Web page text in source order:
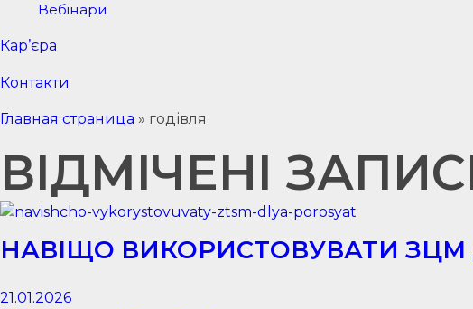
Вебінари
Кар’єра
Контакти
Главная страница » годівля
ВІДМІЧЕНІ
НАВІЩО ВИКОРИСТОВУВАТИ ЗЦМ
21.01.2026